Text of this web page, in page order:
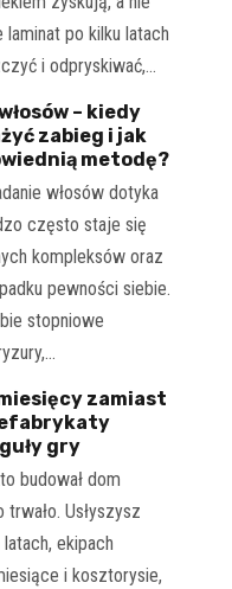
po kilku latach
i odpryskiwać,…
– kiedy
zabieg i jak
metodę?
włosów dotyka
często staje się
kompleksów oraz
pewności siebie.
stopniowe
zamiast
gry
budował dom
Usłyszysz
ekipach
i kosztorysie,